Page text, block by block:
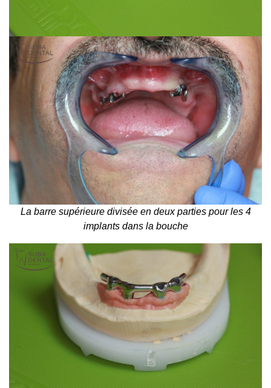
La barre supérieure divisée en deux parties pour les 4
implants dans la bouche